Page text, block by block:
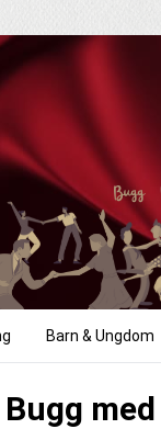
Barn & Ungdom
Bugg